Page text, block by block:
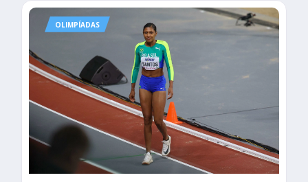
OLIMPÍADAS